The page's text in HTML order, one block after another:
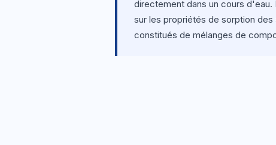
directement dans un cours
sur les propriétés de sorption
constitués de mélanges de